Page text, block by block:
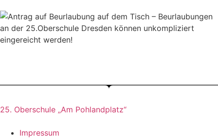
25. Oberschule „Am Pohlandplatz“
Impressum